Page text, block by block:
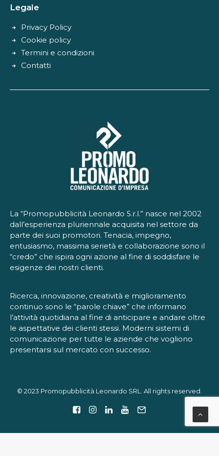
Legale
Privacy Policy
Cookie policy
Termini e condizioni
Contatti
La “Promopubblicità Leonardo S.r.l.” nasce nel 2002
dall’esperienza pluriennale acquisita nel settore da
parte dei suoi promotori. Tenacia, impegno,
entusiasmo, massima serietà e collaborazione sono il
“credo” che ispira ogni azione al fine di soddisfare le
esigenze dei nostri clienti.
Ricerca, innovazione, creatività e miglioramento
continuo sono le “parole chiave” che informano
l’attività quotidiana al fine di anticipare e andare oltre
le aspettative dei clienti stessi. Moderni sistemi di
comunicazione per tutte le aziende che vogliono
presentarsi sul mercato con successo.
© 2023 Promopubblicità Leonardo SRL. All rights reserved.